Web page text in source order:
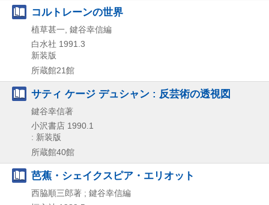
コルトレーンの世界
植草甚一, 鍵谷幸信編
白水社 1991.3
新装版
所蔵館21館
サティ ケージ デュシャン : 反芸術の透視図
鍵谷幸信著
小沢書店 1990.1
: 新装版
所蔵館40館
芭蕉・シェイクスピア・エリオット
西脇順三郎著 ; 鍵谷幸信編